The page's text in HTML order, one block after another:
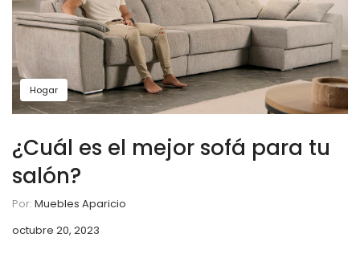
Hogar
¿Cuál es el mejor sofá para tu
salón?
Por: Muebles Aparicio
octubre 20, 2023